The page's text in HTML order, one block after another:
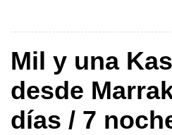
temporada de […]
Mil y una
desde
días / 7